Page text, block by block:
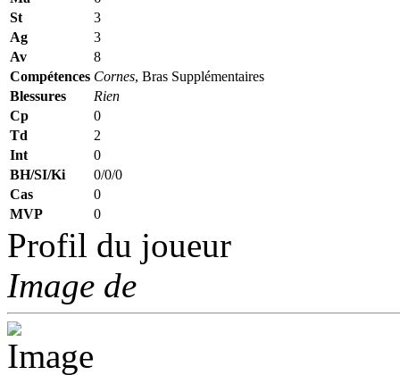
St
3
Ag
3
Av
8
Compétences Cornes, Bras Supplémentaires
Blessures
Rien
Cp
0
Td
2
Int
0
BH/SI/Ki
0/0/0
Cas
0
MVP
0
Profil du joueur
Image de